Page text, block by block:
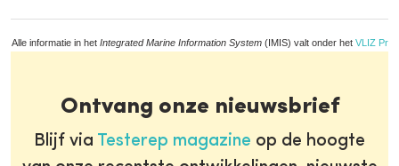
Alle informatie in het Integrated Marine Information System (IMIS) valt onder het VLIZ
Ontvang onze nieuwsbrief
Blijf via Testerep magazine op de hoogte